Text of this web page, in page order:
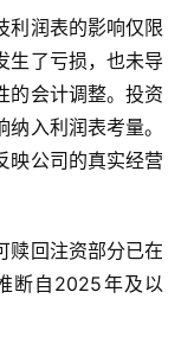
利润表的影响仅限
生了亏损，也未导
的会计调整。投资
入利润表考量。
映公司的真实经营
赎回注资部分已在
断自2025年及以